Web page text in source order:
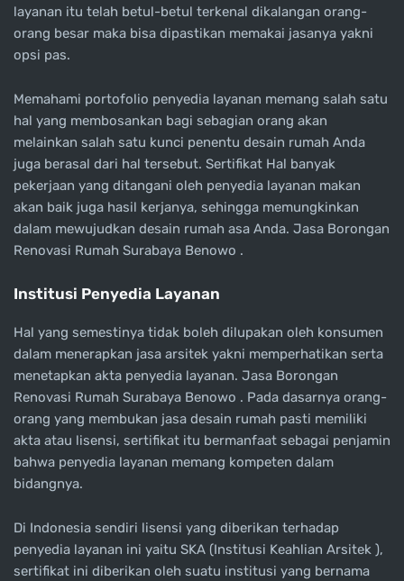
layanan itu telah betul-betul terkenal dikalangan orang-
orang besar maka bisa dipastikan memakai jasanya yakni
opsi pas.
Memahami portofolio penyedia layanan memang salah satu
hal yang membosankan bagi sebagian orang akan
melainkan salah satu kunci penentu desain rumah Anda
juga berasal dari hal tersebut. Sertifikat Hal banyak
pekerjaan yang ditangani oleh penyedia layanan makan
akan baik juga hasil kerjanya, sehingga memungkinkan
dalam mewujudkan desain rumah asa Anda. Jasa Borongan
Renovasi Rumah Surabaya Benowo .
Institusi Penyedia Layanan
Hal yang semestinya tidak boleh dilupakan oleh konsumen
dalam menerapkan jasa arsitek yakni memperhatikan serta
menetapkan akta penyedia layanan. Jasa Borongan
Renovasi Rumah Surabaya Benowo . Pada dasarnya orang-
orang yang membukan jasa desain rumah pasti memiliki
akta atau lisensi, sertifikat itu bermanfaat sebagai penjamin
bahwa penyedia layanan memang kompeten dalam
bidangnya.
Di Indonesia sendiri lisensi yang diberikan terhadap
penyedia layanan ini yaitu SKA (Institusi Keahlian Arsitek ),
sertifikat ini diberikan oleh suatu institusi yang bernama